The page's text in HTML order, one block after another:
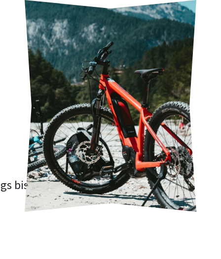
bist.